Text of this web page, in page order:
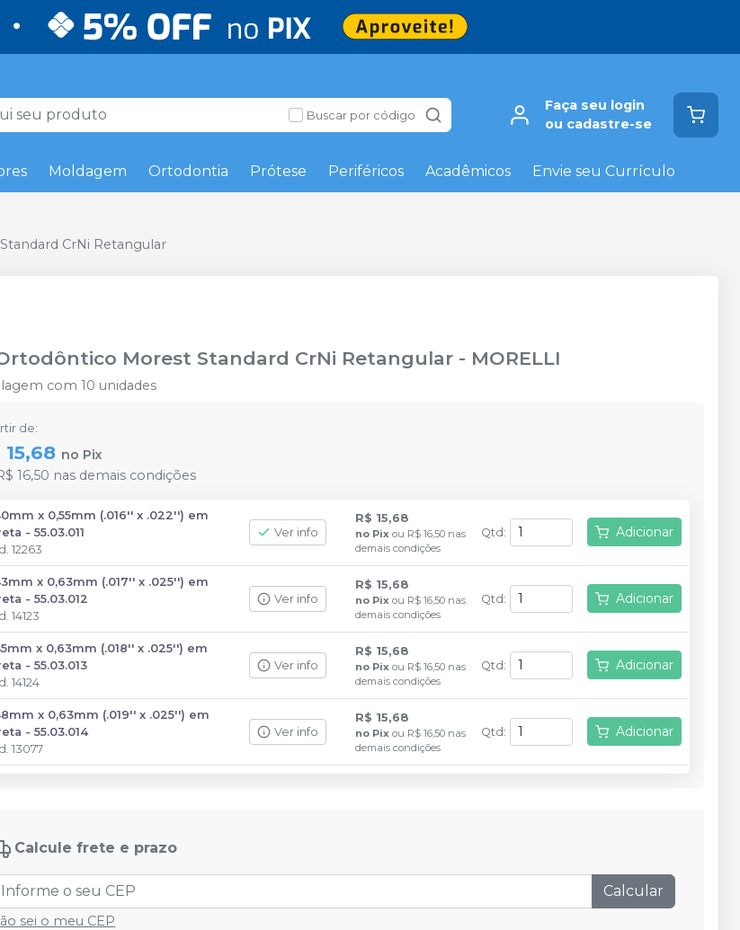
Buscar por código
Faça seu login
ou cadastre-se
Moldagem Ortodontia Prótese Periféricos Acadêmicos Envie seu Currículo
CrNi Retangular
Morest Standard CrNi Retangular - MORELLI
com 10 unidades
de:
15,68 no Pix
16,50 nas demais condições
x 0,55mm (.016'' x .022'') em
- 55.03.011
12263
Ver info
R$ 15,68
no Pix ou R$ 16,50 nas
demais condições
Qtd : Adicionar
x 0,63mm (.017'' x .025'') em
- 55.03.012
14123
Ver info
R$ 15,68
no Pix ou R$ 16,50 nas
demais condições
Qtd : Adicionar
x 0,63mm (.018'' x .025'') em
- 55.03.013
14124
Ver info
R$ 15,68
no Pix ou R$ 16,50 nas
demais condições
Qtd : Adicionar
x 0,63mm (.019'' x .025'') em
- 55.03.014
13077
Ver info
R$ 15,68
no Pix ou R$ 16,50 nas
demais condições
Qtd : Adicionar
x 0,55mm (.017'' x .022'') em
13959
Calcule frete e prazo
Calcular
sei o meu CEP